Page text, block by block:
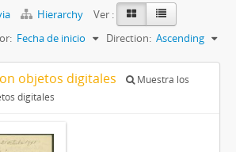
Hierarchy
Ver :
Fecha de inicio Direction: Ascending
objetos digitales
Muestra los
digitales